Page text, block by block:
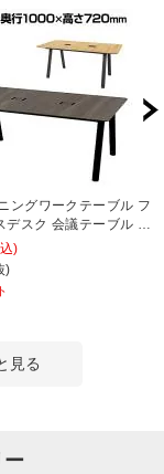
ングワークテーブル フ
デスク 会議テーブル ミ
ーブル 配線収納付き 幅
高さ720mm
)
)
見る
ー